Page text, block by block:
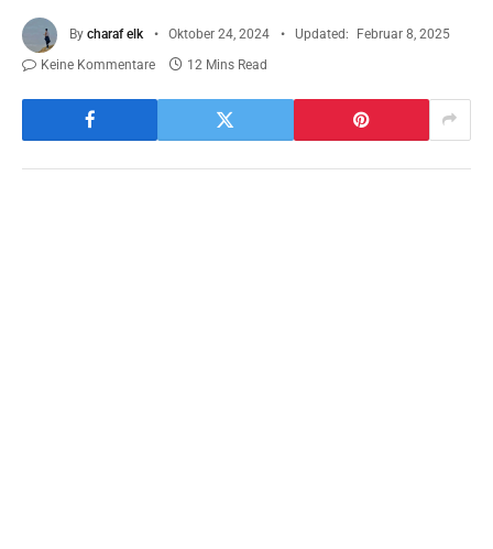
By charaf elk Oktober 24, 2024 Updated:
Februar 8, 2025
Keine Kommentare
12 Mins Read